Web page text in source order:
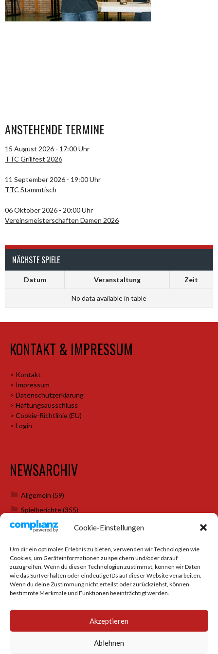
Cookie-Einstellungen
Um dir ein optimales Erlebnis zu bieten, verwenden wir Technologien wie
Cookies, um Geräteinformationen zu speichern und/oder darauf
zuzugreifen. Wenn du diesen Technologien zustimmst, können wir Daten
wie das Surfverhalten oder eindeutige IDs auf dieser Website verarbeiten.
Wenn du deine Zustimmung nicht erteilst oder zurückziehst, können
bestimmte Merkmale und Funktionen beeinträchtigt werden.
Akzeptieren
Ablehnen
ANSTEHENDE TERMINE
15 August 2026 - 17:00 Uhr
TTC Grillfest 2026
11 September 2026 - 19:00 Uhr
TTC Stammtisch
06 Oktober 2026 - 20:00 Uhr
Vereinsmeisterschaften Damen 2026
NÄCHSTE SPIELE
Datum Veranstaltung Zeit
No data available in table
KONTAKT & IMPRESSUM
> Kontakt
> Impressum
> Datenschutzerklärung
> Haftungsausschluss
> Cookie-Richtlinie (EU)
> Login
NEWSARCHIV
Allgemein (59)
Spielberichte(355)
Weihnachtsfeiern(7)
SOCIAL MEDIA